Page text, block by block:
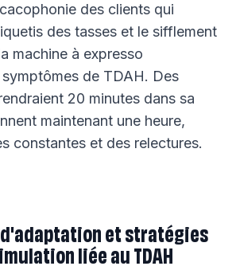
des clients qui
des tasses et le sifflement
machine à expresso
de TDAH. Des
20 minutes dans sa
maintenant une heure,
constantes et des relectures.
et stratégies
liée au TDAH